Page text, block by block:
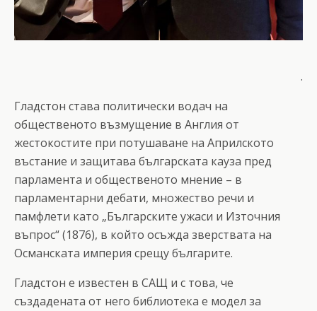
.
Гладстон става политически водач на
общественото възмущение в Англия от
жестокостите при потушаване на Априлското
въстание и защитава българската кауза пред
парламента и общественото мнение – в
парламентарни дебати, множество речи и
памфлети като „Българските ужаси и Източния
въпрос“ (1876), в който осъжда зверствата на
Османската империя срещу българите.
Гладстон е известен в САЩ и с това, че
създадената от него библиотека е модел за